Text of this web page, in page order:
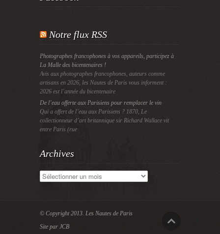
Notre flux RSS
Photographes francophones à vos appareils, participez à
La Malle des bicentenaires !
Avis aux photographes francophones, auteurs comme
artisans en 2026, les Nautes de Paris vous informent :
2026 est l’année du bicentenaire
De l’eau offerte aux Parisiens pour remplacer le vin
Qui a offert de l’eau aux Parisiens ? 1870, Le
collectionneur d’art britannique sir Richard Wallace vit
entre Paris (rue
Archives
Archives
© Copyright 2013. Les Nautes de Paris
Site par JCB